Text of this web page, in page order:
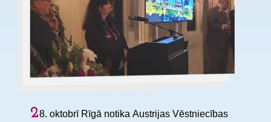
28. oktobrī Rīgā notika Austrijas Vēstniecības